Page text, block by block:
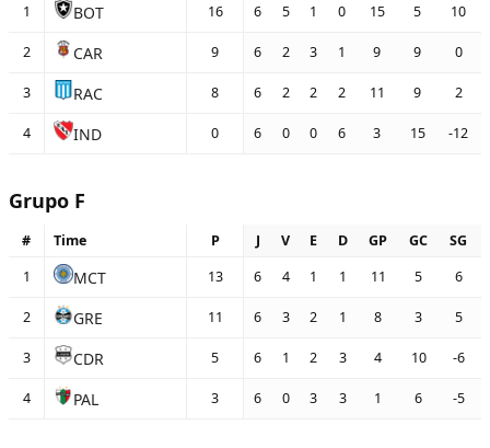
1
BOT 16 6 5 1 0 15 5 10
2 CAR 9 6 2 3 1 9 9 0
3 RAC 8 6 2 2 2 11 9 2
4 IND 0 6 0 0 6 3 15 -12
Grupo F
# Time P J V E D GP GC
SG
1
MCT 13 6 4 1 1 11 5 6
2 GRE 11 6 3 2 1 8 3 5
3 CDR 5 6 1 2 3 4 10 -6
4 PAL 3 6 0 3 3 1 6 -5